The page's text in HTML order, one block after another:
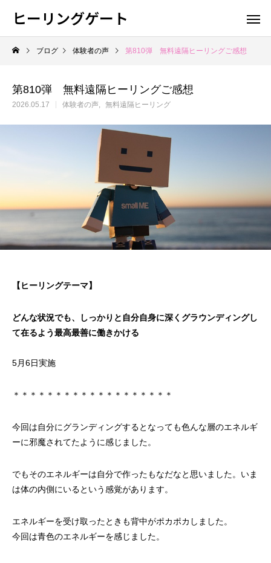
ヒーリングゲート
ブログ 体験者の声 第810弾 無料遠隔ヒーリングご感想
第810弾 無料遠隔ヒーリングご感想
2026.05.17 体験者の声 無料遠隔ヒーリング
【ヒーリングテーマ】
どんな状況でも、しっかりと自分自身に深くグラウンディングし
て在るよう最高最善に働きかける
5月6日実施
＊＊＊＊＊＊＊＊＊＊＊＊＊＊＊＊＊＊＊
今回は自分にグランディングするとなっても色んな層のエネルギ
ーに邪魔されてたように感じました。
でもそのエネルギーは自分で作ったもなだなと思いました。いま
は体の内側にいるという感覚があります。
エネルギーを受け取ったときも背中がポカポカしました。
今回は青色のエネルギーを感じました。